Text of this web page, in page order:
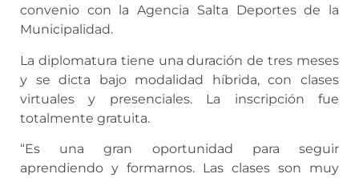
convenio con la Agencia Salta Deportes de la
Municipalidad.
La diplomatura tiene una duración de tres meses
y se dicta bajo modalidad híbrida, con clases
virtuales y presenciales. La inscripción fue
totalmente gratuita.
“Es una gran oportunidad para seguir
aprendiendo y formarnos. Las clases son muy